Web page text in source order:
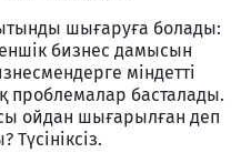
шығаруға болады:
бизнес дамысын
міндетті
проблемалар басталады.
ойдан шығарылған деп